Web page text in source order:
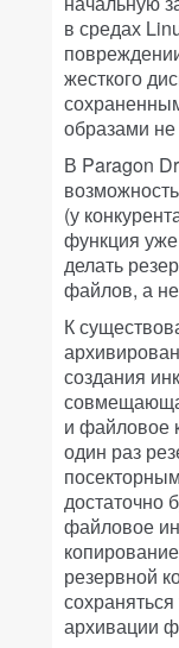
в средах
жесткого
образами не
В Paragon
(у
функция
делать
файлов, а
К
создания
и файловое
один раз
достаточно
файловое
резервной
архивации